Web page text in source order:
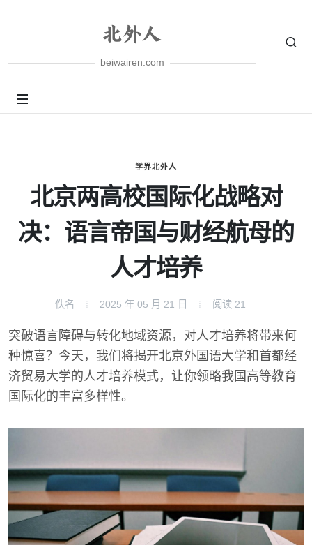
beiwairen.com
学界北外人
北京两高校国际化战略对
决：语言帝国与财经航母的
人才培养
佚名 2025 年 05 月 21 日 阅读 21
突破语言障碍与转化地域资源，对人才培养将带来何
种惊喜？今天，我们将揭开北京外国语大学和首都经
济贸易大学的人才培养模式，让你领略我国高等教育
国际化的丰富多样性。